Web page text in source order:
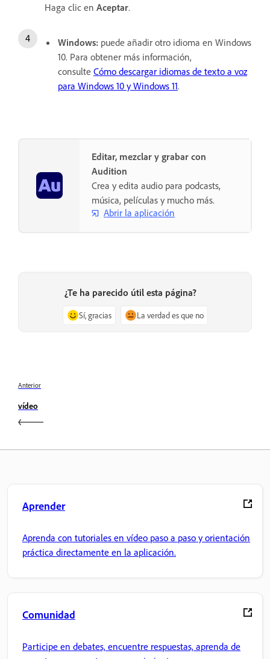
Haga clic en Aceptar.
Windows: puede añadir otro idioma en Windows
10. Para obtener más información,
consulte Cómo descargar idiomas de texto a voz
para Windows 10 y Windows 11.
Editar, mezclar y grabar con
Audition
Crea y edita audio para podcasts,
música, películas y mucho más.
Abrir la aplicación
¿Te ha parecido útil esta página?
Sí, gracias La verdad es que no
Anterior
vídeo
Aprender
Aprenda con tutoriales en vídeo paso a paso y orientación
práctica directamente en la aplicación.
Comunidad
Participe en debates, encuentre respuestas, aprenda de